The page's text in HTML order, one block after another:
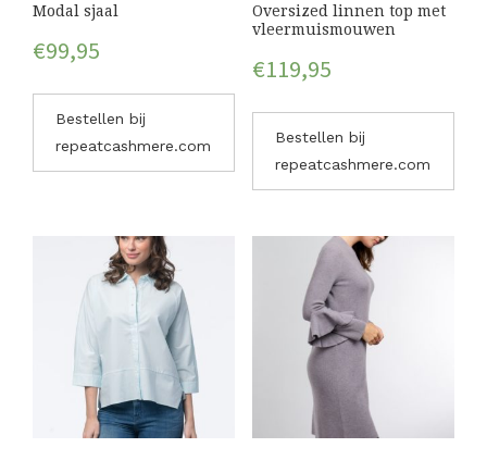
Modal sjaal
€99,95
Bestellen bij
repeatcashmere.com
Oversized linnen top met
vleermuismouwen
€119,95
Bestellen bij
repeatcashmere.com